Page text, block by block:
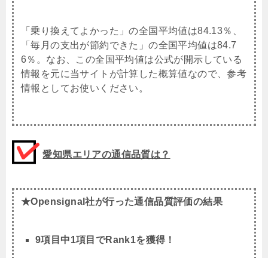
「乗り換えてよかった」の全国平均値は84.13％、
「毎月の支出が節約できた」の全国平均値は84.7
6％。なお、この全国平均値は公式が開示している
情報を元に当サイトが計算した概算値なので、参考
情報としてお使いください。
愛知県エリアの通信品質は？
★Opensignal社が行った通信品質評価の結果
9項目中1項目でRank1を獲得！